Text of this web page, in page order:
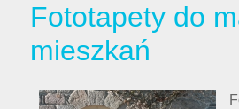
Fototapety do
mieszkań